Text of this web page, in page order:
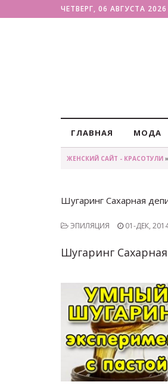
ЧЕТВЕРГ, 06 АВГУСТА 2026
ГЛАВНАЯ МОДА
ЖЕНСКИЙ САЙТ - КРАСОТУЛИ »
Шугаринг Сахарная
ЭПИЛЯЦИЯ 01-ДЕК,
Шугаринг